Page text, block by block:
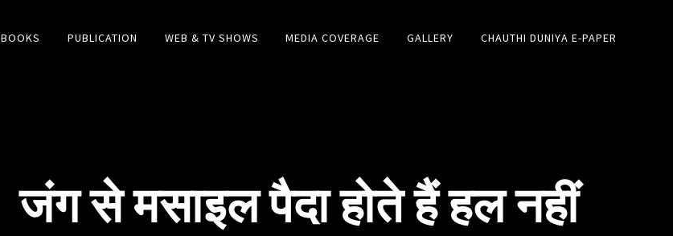
BOOKS PUBLICATION WEB & TV SHOWS MEDIA COVERAGE GALLERY CHAUTHI DUNIYA E-PAPER
जंग से मसाइल पैदा होते हैं हल नहीं